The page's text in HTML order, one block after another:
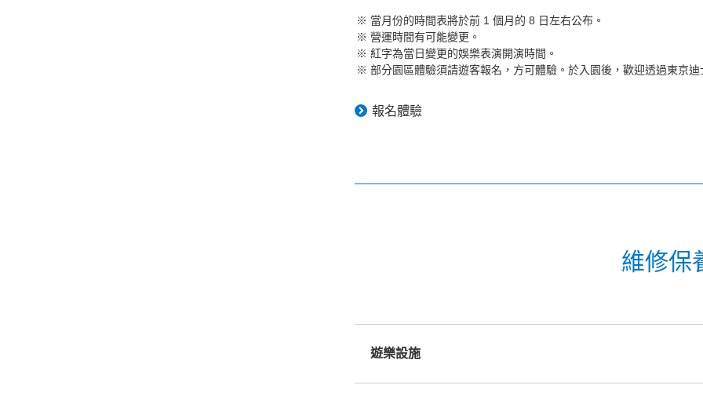
當月份的時間表將於前 1 個月的 8 日左右公布。
營運時間有可能變更。
紅字為當日變更的娛樂表演開演時間。
部分園區體驗須請遊客報名，方可體驗。於入園後，歡迎透過東京
報名體驗
維修保
遊樂設施